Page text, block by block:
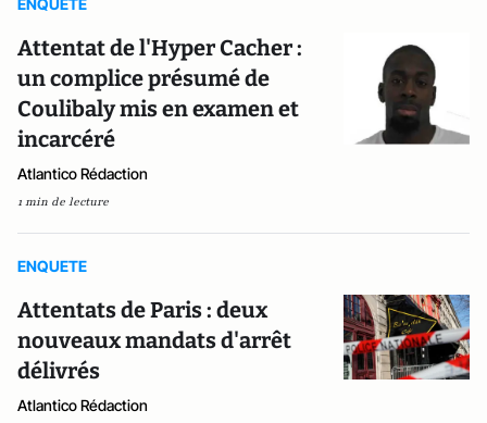
ENQUETE
Attentat de l'Hyper Cacher :
un complice présumé de
Coulibaly mis en examen et
incarcéré
Atlantico Rédaction
1 min de lecture
ENQUETE
Attentats de Paris : deux
nouveaux mandats d'arrêt
délivrés
Atlantico Rédaction